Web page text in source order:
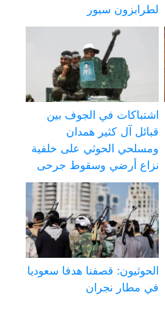
لطرابزون سبور
اشتباكات في الجوف بين
قبائل آل كثير همدان
ومسلحي الحوثي على خلفية
نزاع أرضي وسقوط جرحى
الحوثيون: قصفنا هدفا سعوديا
في مطار نجران